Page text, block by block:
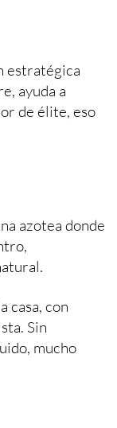
estratégica
ayuda a
de élite, eso
azotea donde
casa, con
Sin
mucho